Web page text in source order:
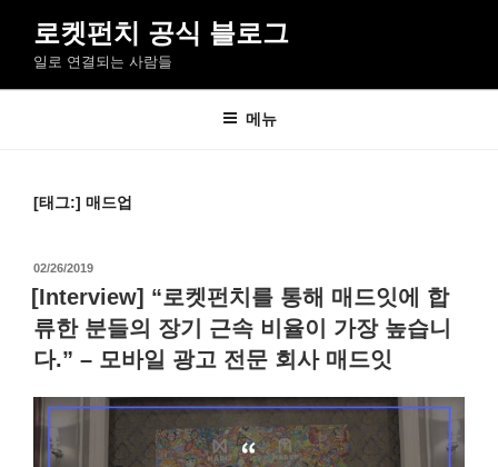
로
로켓펀치 공식 블로그
일로 연결되는 사람들
메뉴
[태그:] 매드업
작
성
일
자
02/26/2019
[Interview] “로켓펀치를 통해 매드잇에 합
류한 분들의 장기 근속 비율이 가장 높습니
다.” – 모바일 광고 전문 회사 매드잇